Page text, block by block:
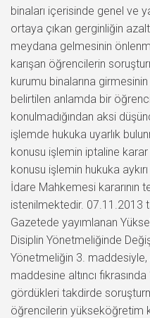
binaları içerisinde genel ve
ortaya çıkan gerginliğin
meydana gelmesinin
karışan öğrencilerin
kurumu binalarına
belirtilen anlamda bir
konulmadığından aksi
işlemde hukuka uyarlık
konusu işlemin iptaline
konusu işlemin hukuka
İdare Mahkemesi kararının
istenilmektedir. 07.11.2013
Gazetede yayımlanan
Disiplin Yönetmeliğinde
Yönetmeliğin 3. maddesiyle,
maddesine altıncı
gördükleri takdirde
öğrencilerin yükseköğretim